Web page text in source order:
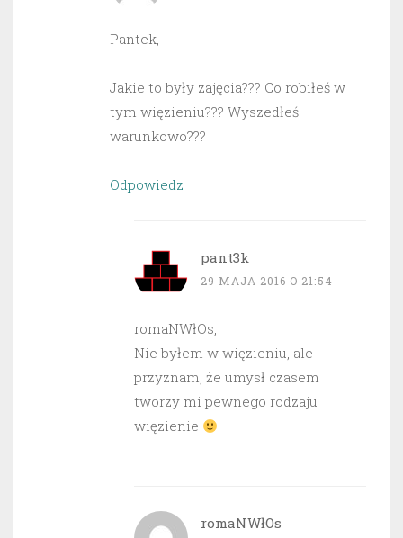
Pantek,
Jakie to były zajęcia??? Co robiłeś w
tym więzieniu??? Wyszedłeś
warunkowo???
Odpowiedz
pant3k
29 MAJA 2016 O 21:54
romaNWłOs,
Nie byłem w więzieniu, ale
przyznam, że umysł czasem
tworzy mi pewnego rodzaju
więzienie
romaNWłOs